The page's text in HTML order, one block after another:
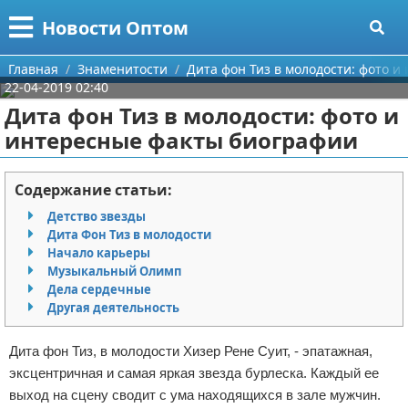
Новости Оптом
Меню
Главная
Категории
Информационные технологии
Автомобили
Знаменитости
Политика
Природа
Философия
Культура
Поиск
О проекте
Контакты
Сотрудничество
Размещение рекламы
Для правообладателей
Условия предоставления информации
Главная Знаменитости
Дита фон Тиз в молодости: фото
22-04-2019 02:40
Дита фон Тиз в молодости: фото и
интересные факты биографии
Содержание статьи:
Детство звезды
Дита Фон Тиз в молодости
Начало карьеры
Музыкальный Олимп
Дела сердечные
Другая деятельность
Дита фон Тиз, в молодости Хизер Рене Суит, - эпатажная,
эксцентричная и самая яркая звезда бурлеска. Каждый ее
выход на сцену сводит с ума находящихся в зале мужчин.